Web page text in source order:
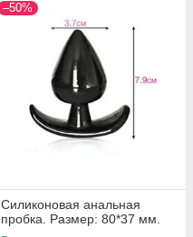
–50%
Силиконовая анальная
пробка. Размер: 80*37 мм.